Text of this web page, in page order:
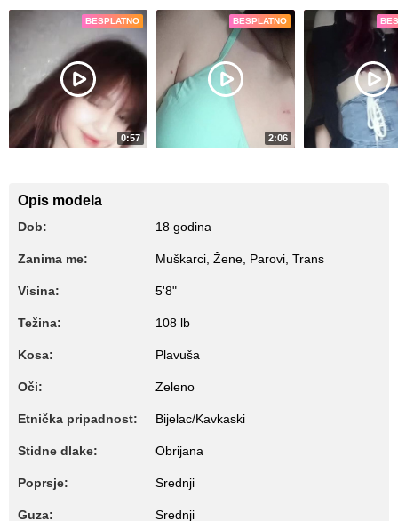
BESPLATNO
0:57
BESPLATNO
2:06
Opis modela
Dob: 18 godina
Zanima me: Muškarci, Žene, Parovi, Trans
Visina: 5'8"
Težina: 108 lb
Kosa: Plavuša
Oči: Zeleno
Etnička pripadnost: Bijelac/Kavkaski
Stidne dlake: Obrijana
Poprsje: Srednji
Guza: Srednji